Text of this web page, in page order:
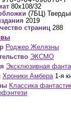
80x108/32
(7БЦ)
2019
страниц 288
Роджер Желязны
ЭКСМО
Эксклюзивная
Хроники Амбера1-я
Классика